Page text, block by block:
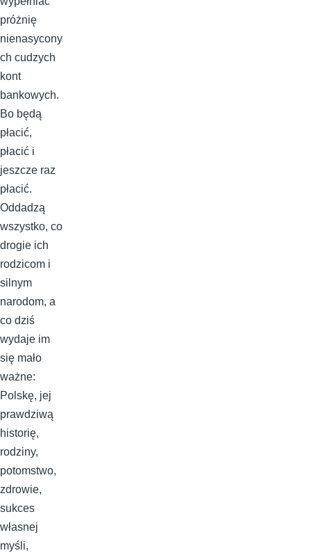
próżnię
nienasycony
ch cudzych
kont
bankowych.
Bo będą
płacić,
płacić i
jeszcze raz
płacić.
Oddadzą
wszystko, co
drogie ich
rodzicom i
silnym
narodom, a
co dziś
wydaje im
się mało
ważne:
Polskę, jej
prawdziwą
historię,
rodziny,
potomstwo,
zdrowie,
sukces
własnej
myśli,